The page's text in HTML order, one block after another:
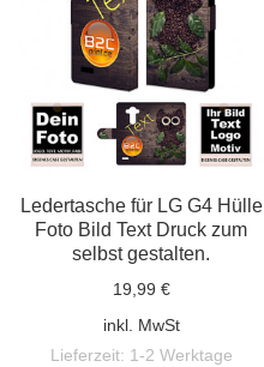
Ledertasche für LG G4 Hülle
Foto Bild Text Druck zum
selbst gestalten.
19,99 €
inkl. MwSt
Lieferzeit: 1-2 Werktage